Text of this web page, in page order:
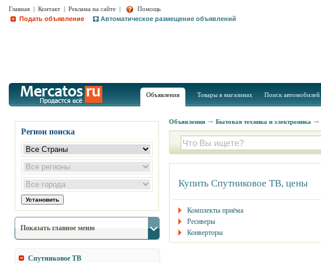
Главная | Контакт | Реклама на сайте |
Помощь
Подать объявление
Автоматическое размещение объявлений
Объявления Товары в магазинах Поиск автомобилей
Регион поиска
Показать главное меню
Спутниковое ТВ
Объявления Бытовая техника и электроника
Купить Спутниковое ТВ, цены
Комплекты приёма
Ресиверы
Конверторы